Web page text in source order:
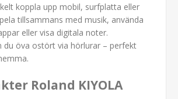
koppla upp mobil, surfplatta eller
tillsammans med musik, använda
eller visa digitala noter.
du öva ostört via hörlurar – perfekt
Roland KIYOLA